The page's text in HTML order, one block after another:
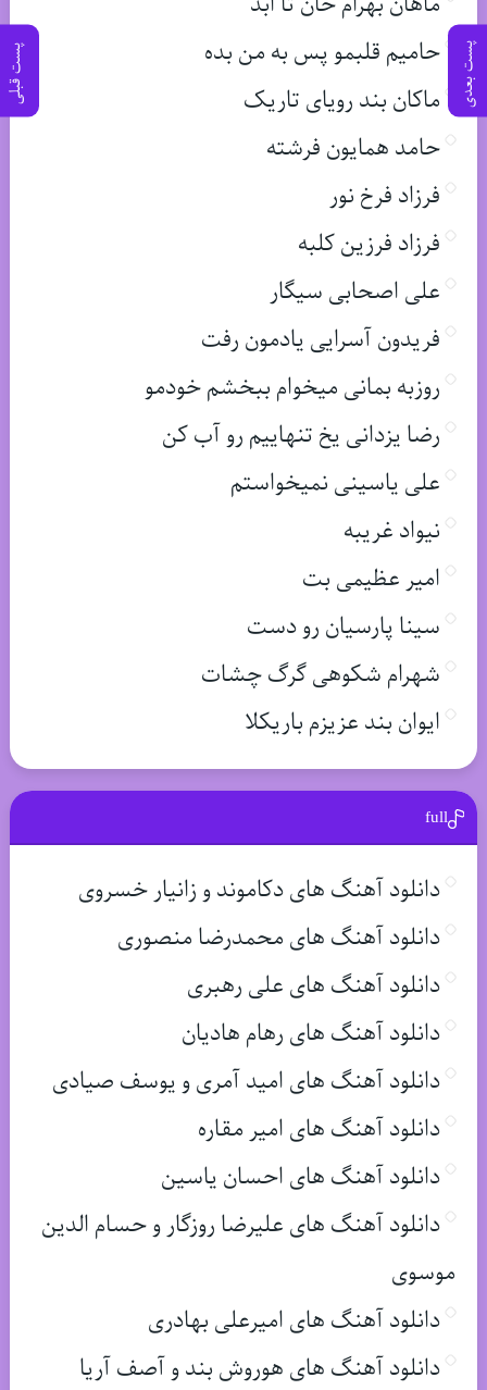
پست بعدی پست قبلی
حامیم قلبمو پس به من بده
ماکان بند رویای تاریک
حامد همایون فرشته
فرزاد فرخ نور
فرزاد فرزین کلبه
علی اصحابی سیگار
فریدون آسرایی یادمون رفت
روزبه بمانی میخوام ببخشم خودمو
رضا یزدانی یخ تنهاییم رو آب کن
علی یاسینی نمیخواستم
نیواد غریبه
امیر عظیمی بت
سینا پارسیان رو دست
شهرام شکوهی گرگ چشات
ایوان بند عزیزم باریکلا
full
دانلود آهنگ های دکاموند و زانیار خسروی
دانلود آهنگ های محمدرضا منصوری
دانلود آهنگ های علی رهبری
دانلود آهنگ های رهام هادیان
دانلود آهنگ های امید آمری و یوسف صیادی
دانلود آهنگ های امیر مقاره
دانلود آهنگ های احسان یاسین
دانلود آهنگ های علیرضا روزگار و حسام الدین
موسوی
دانلود آهنگ های امیرعلی بهادری
دانلود آهنگ های هوروش بند و آصف آریا